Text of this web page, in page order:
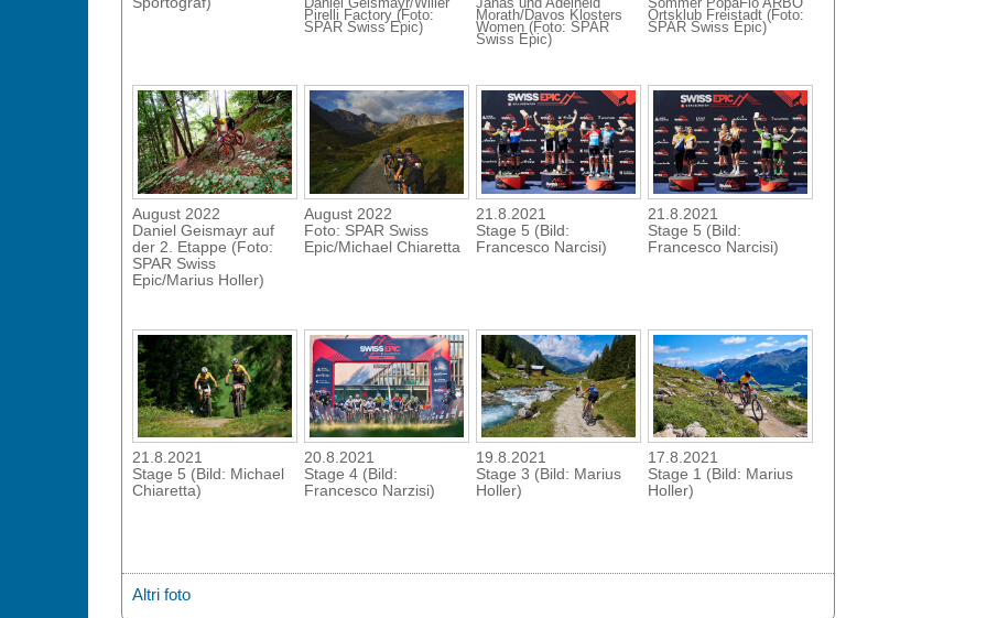
Daniel Geismayr/Wilier
Pirelli Factory (Foto:
SPAR Swiss Epic)
Janas und Adelheid
Morath/Davos Klosters
Women (Foto: SPAR
Swiss Epic)
Sommer PopaFlo ARBÖ
Ortsklub Freistadt (Foto:
SPAR Swiss Epic)
August 2022
Daniel Geismayr auf
der 2. Etappe (Foto:
SPAR Swiss
Epic/Marius Holler)
August 2022
Foto: SPAR Swiss
Epic/Michael Chiaretta
21.8.2021
Stage 5 (Bild:
Francesco Narcisi)
21.8.2021
Stage 5 (Bild:
Francesco Narcisi)
21.8.2021
Stage 5 (Bild: Michael
Chiaretta)
20.8.2021
Stage 4 (Bild:
Francesco Narzisi)
19.8.2021
Stage 3 (Bild: Marius
Holler)
17.8.2021
Stage 1 (Bild: Marius
Holler)
Altri foto